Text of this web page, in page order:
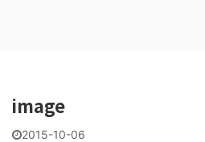
image
2015-10-06